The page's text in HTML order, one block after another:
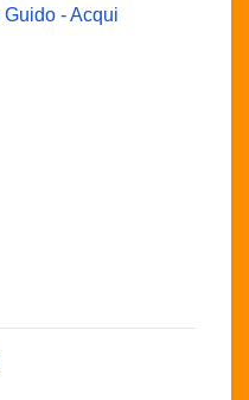
- Acqui